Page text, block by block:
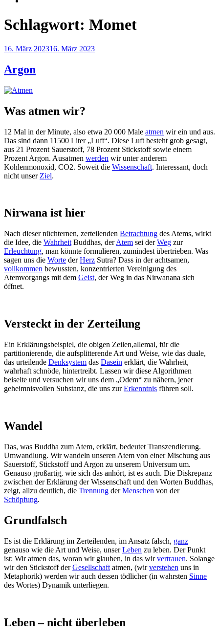
Schlagwort: Momet
Veröffentlicht
16. März 202316. März 2023
Argon
Was atmen wir?
12 Mal in der Minute, also etwa 20 000 Male atmen wir ein und aus.
Das sind dann 11500 Liter „Luft“. Diese Luft besteht grob gesagt,
aus 21 Prozent Sauerstoff, 78 Prozent Stickstoff sowie einem
Prozent Argon. Ausatmen werden wir unter anderem
Kohlenmonoxid, CO2. Soweit die Wissenschaft. Interessant, doch
nicht unser Ziel.
Nirwana ist hier
Nach dieser nüchternen, zerteilenden Betrachtung des Atems, wirkt
die Idee, die Wahrheit Buddhas, derAtem sei derWeg zur
Erleuchtung, man könnte formulieren, zumindest übertrieben. Was
sagen uns die Worte derHerz Sutra? Dass in der achtsamen,
vollkommen bewussten, konzentrierten Vereinigung des
Atemvorgangs mit dem Geist, der Weg in das Nirwanana sich
öffnet.
Versteckt in der Zerteilung
Ein Erklärungsbeispiel, die obigen Zeilen,allemal, für die
partitionierende, die aufsplitterende Art und Weise, wie das duale,
das urteilende Denksystem das Dasein erklärt, die Wahrheit,
wahrhaft schnöde, hintertreibt. Lassen wir diese Algorithmen
beiseite und versuchen wir uns dem „Odem“ zu nähern, jener
geheimnisvollen Substanz, die uns zurErkenntnis führen soll.
Wandel
Das, was Buddha zum Atem, erklärt, bedeutet Transzendierung.
Umwandlung. Wir wandeln unseren Atem von einer Mischung aus
Sauerstoff, Stickstoff und Argon zu unserem Universum um.
Genauso großartig, wie sich das anhört, ist es auch. Die Diskrepanz
zwischen der Erklärung der Wissenschaft und den Worten Buddhas,
zeigt, allzu deutlich, die Trennung derMenschen von der
Schöpfung.
Grundfalsch
Es ist die Erklärung im Zerteilenden, im Ansatz falsch, ganz
genauso wie die Art und Weise, unserLeben zu leben. Der Punkt
ist: Wir atmen das, woran wir glauben, in das wirvertrauen. Solange
wir den Stickstoff derGesellschaft atmen, (wirverstehen uns in
Metaphorik) werden wir auch dessen tödlicher (in wahrsten Sinne
des Wortes) Dynamik unterliegen.
Leben – nicht überleben